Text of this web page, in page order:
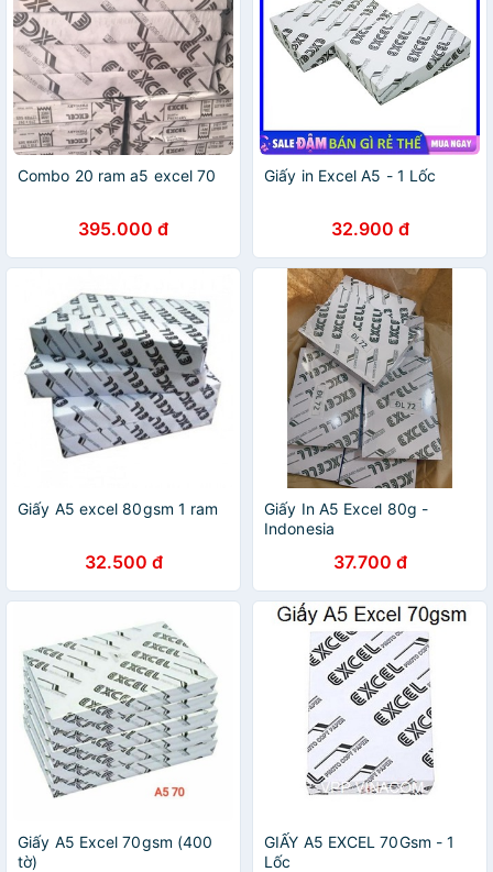
Combo 20 ram a5 excel 70
395.000 đ
Giấy in Excel A5 - 1 Lốc
32.900 đ
Giấy A5 excel 80gsm 1 ram
32.500 đ
Giấy In A5 Excel 80g -
Indonesia
37.700 đ
Giấy A5 Excel 70gsm (400
tờ)
GIẤY A5 EXCEL 70Gsm - 1
Lốc